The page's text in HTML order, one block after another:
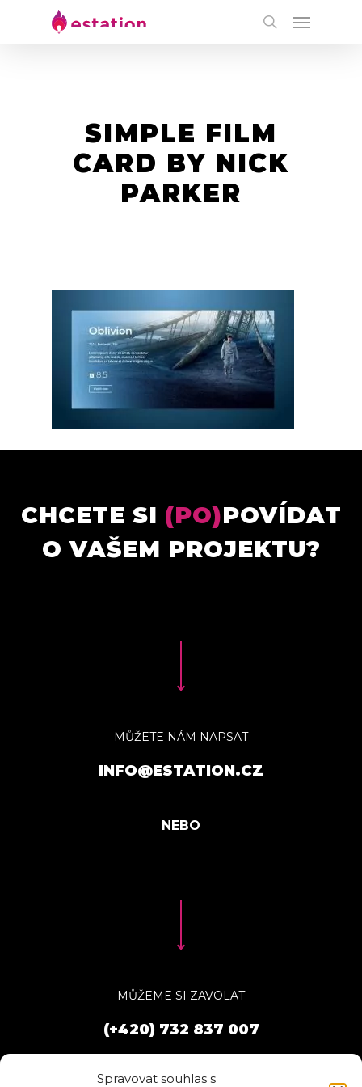
Spravovat souhlas s
SIMPLE FILM
CARD BY NICK
PARKER
CHCETE SI (PO)POVÍDAT
O VAŠEM PROJEKTU?
MŮŽETE NÁM NAPSAT
INFO@ESTATION.CZ
MŮŽEME SI ZAVOLAT
(+420) 732 837 007